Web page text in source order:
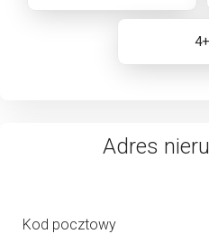
4+
Adres
Kod pocztowy